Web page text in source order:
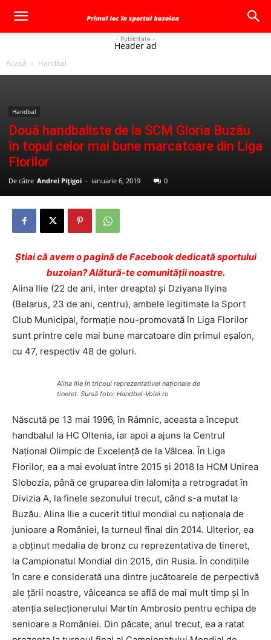
- Publicitate -
Header ad
Acasă Handbal
Handbal
Două handbaliste de la SCM Gloria Buzău
în topul celor mai bune marcatoare din Liga
Florilor
De către Andrei Pițigoi - ianuarie 6, 2019 0
Ştiai că avem o pagină de Facebook dedicată sportului
buzoian? Alătură-te comunității noastre.
Alina Ilie (22 de ani, inter dreapta) şi Dziyana Ilyina
(Belarus, 23 de ani, centru), ambele legitimate la Sport
Club Municipal, formaţie nou-promovată în Liga Florilor
sunt printre cele mai bune marcatoare din primul eşalon,
cu 47, respectiv 48 de goluri.
Alina Ilie în tricoul reprezentativei naţionale de
tineret. Sursă foto: Handbal-Volei.ro
Născută pe 13 mai 1996, în Râmnic, aceasta a început
handbalul la HC Oltenia, iar apoi a ajuns la Centrul
Naţional Olimpic de Excelenţă de la Vâlcea. În Liga
Florilor, ea a mai evoluat între 2015 şi 2018 la HCM Unirea
Slobozia, până ce gruparea din Ialomiţa a retrogradat în
Divizia A, la finele sezonului trecut, când s-a mutat la
Buzău. Alina Ilie a cucerit titlul mondial cu naţionala de
junioare a României, la turneul final din 2014. Ulterior, ea
a obţinut medalia de bronz cu reprezentativa de tineret,
la Campionatul Mondial din 2015, din Rusia. În condiţiile
în care e considerată una dintre jucătoarele de perpectivă
ale ţării noastre, vâlceanca se află de mai mult timp şi în
atenţia selecţionerului Martin Ambrosio pentru echipa de
senioare a României. Din păcate, anul trecut, ea a ratat